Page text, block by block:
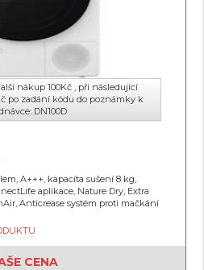
nákup 100Kč , při následující
po zadání kódu do poznámky k
DN100D
A+++, kapacíta sušení 8 kg,
aplikace, Nature Dry, Extra
Anticrease systém proti mačkání
CENA